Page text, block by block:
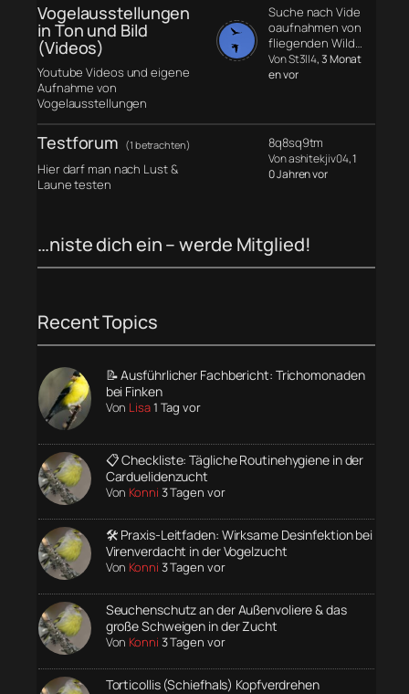
Vogelausstellungen
in Ton und Bild
(Videos)
Youtube Videos und eigene
Aufnahme von
Vogelausstellungen
Suche nach Vide
oaufnahmen von
fliegenden Wild…
Von St3ll4, 3 Monat
en vor
Testforum (1 betrachten)
Hier darf man nach Lust &
Laune testen
8q8sq9tm
Von ashitekjiv04, 1
0 Jahren vor
…niste dich ein – werde Mitglied!
Recent Topics
📝 Ausführlicher Fachbericht: Trichomonaden
bei Finken
Von Lisa1 Tag vor
📋 Checkliste: Tägliche Routinehygiene in der
Carduelidenzucht
Von Konni 3 Tagen vor
🛠️ Praxis-Leitfaden: Wirksame Desinfektion bei
Virenverdacht in der Vogelzucht
Von Konni 3 Tagen vor
Seuchenschutz an der Außenvoliere & das
große Schweigen in der Zucht
Von Konni 3 Tagen vor
Torticollis (Schiefhals) Kopfverdrehen